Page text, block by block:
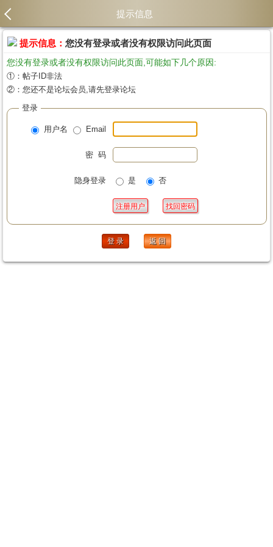
提示信息
提示信息： 您没有登录或者没有权限访问此页面
您没有登录或者没有权限访问此页面,可能如下几个原因:
①：帖子ID非法
②：您还不是论坛会员,请先登录论坛
登录
用户名 Email
密 码
隐身登录 是 否